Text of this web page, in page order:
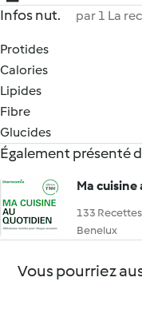
Infos nut. par 1 La
Protides
Calories
Lipides
Fibre
Glucides
Également présenté
Ma
133 Recettes
Benelux
Vous pourriez